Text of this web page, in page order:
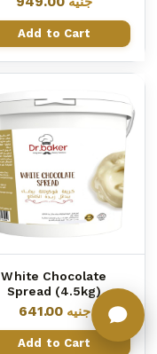
Add to Cart
White Chocolate
Spread (4.5kg)
641.00 جنيه
Add to Cart